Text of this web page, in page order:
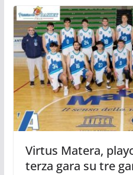
Virtus Matera,
terza gara su tre